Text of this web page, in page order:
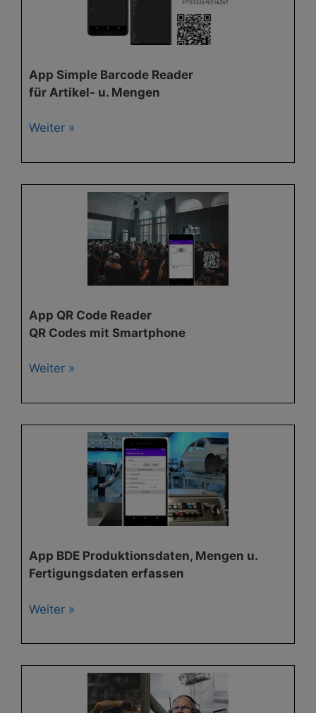
App Simple Barcode Reader
für Artikel- u. Mengen
Weiter »
App QR Code Reader
QR Codes mit Smartphone
Weiter »
App BDE Produktionsdaten, Mengen u.
Fertigungsdaten erfassen
Weiter »